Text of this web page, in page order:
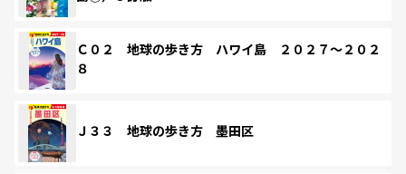
Ｃ０２ 地球の歩き方 ハワイ島 ２０２７～２０２
８
Ｊ３３ 地球の歩き方 墨田区